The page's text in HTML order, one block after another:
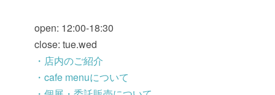
open: 12:00-18:30
close: tue.wed
・店内のご紹介
・cafe menuについて